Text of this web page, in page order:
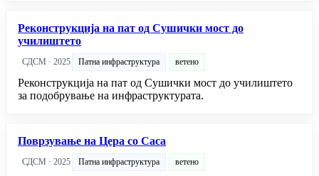
Реконструкција на пат од Сушички мост до
училиштето
СДСМ · 2025 Патна инфраструктура ветено
Реконструкција на пат од Сушички мост до училиштето
за подобрување на инфраструктурата.
Поврзување на Цера со Саса
СДСМ · 2025 Патна инфраструктура ветено